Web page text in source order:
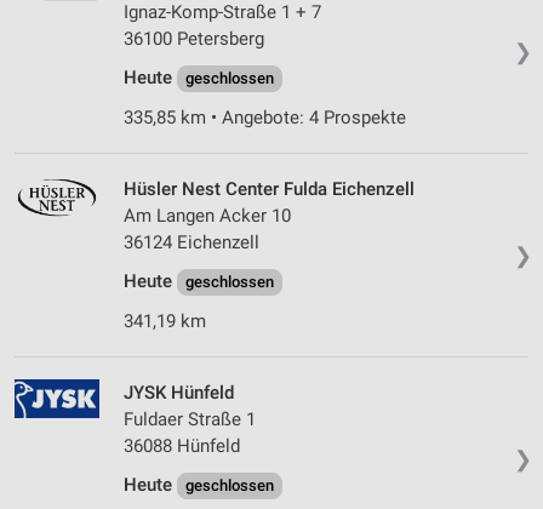
❯
Ignaz-Komp-Straße 1 + 7
36100 Petersberg
Heute
geschlossen
335,85 km • Angebote: 4 Prospekte
❯
Hüsler Nest Center Fulda Eichenzell
Am Langen Acker 10
36124 Eichenzell
Heute
geschlossen
341,19 km
❯
JYSK Hünfeld
Fuldaer Straße 1
36088 Hünfeld
Heute
geschlossen